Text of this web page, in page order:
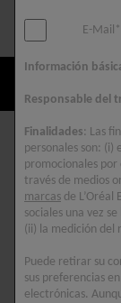
Selected size
TESTADO
Descripción
E-Mail*
Información
Responsable del
Finalidades: Las
personales son: (i)
promocionales
través de medios
marcas de L’Oréal
sociales una vez
(ii) la medición del
Puede retirar su
sus preferencias
electrónicas.